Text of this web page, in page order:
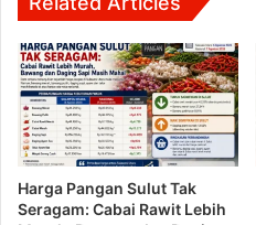
Harga Pangan Sulut Tak
Seragam: Cabai Rawit Lebih